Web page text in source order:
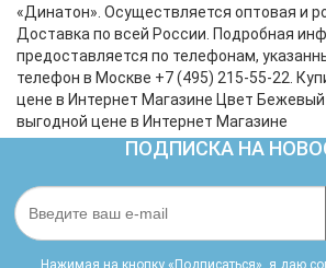
«Динатон». Осуществляется оптовая и
Доставка по всей России. Подробная
предоставляется по телефонам,
телефон в Москве +7 (495) 215-55-22.
цене в Интернет Магазине Цвет Бежевый
выгодной цене в Интернет Магазине
ПОДПИСКА НА
Нажимая на кнопку «Подписаться», я даю